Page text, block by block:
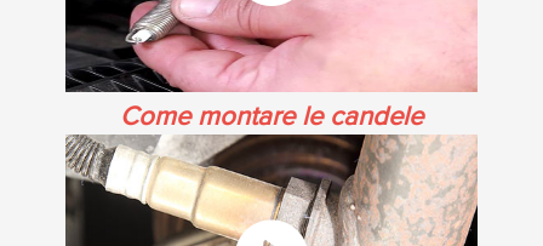
Come montare le candele